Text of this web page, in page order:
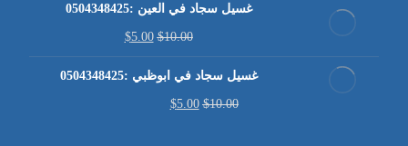
غسيل سجاد في العين :0504348425
$10.00
$5.00
غسيل سجاد في ابوظبي :0504348425
$10.00
$5.00